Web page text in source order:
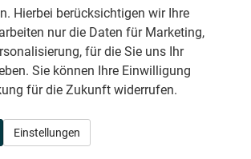
vorhanden
mit Fernbedienung
vorhanden
und beheizbare Außenspiegel
hinten
Hierbei berücksichtigen wir Ihre
nur die Daten für Marketing,
für die Sie uns Ihr
Sie können Ihre Einwilligung
für die Zukunft widerrufen.
Einstellungen